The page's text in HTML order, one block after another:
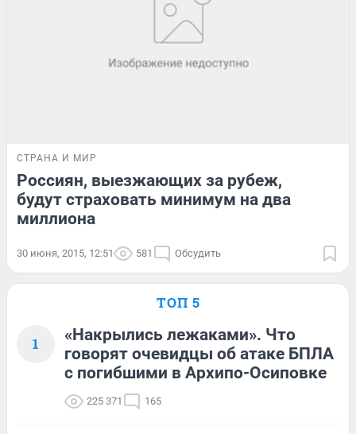
СТРАНА И МИР
Россиян, выезжающих за рубеж,
будут страховать минимум на два
миллиона
30 июня, 2015, 12:51 581 Обсудить
ТОП 5
1
«Накрылись лежаками». Что
говорят очевидцы об атаке БПЛА
с погибшими в Архипо-Осиповке
225 371 165